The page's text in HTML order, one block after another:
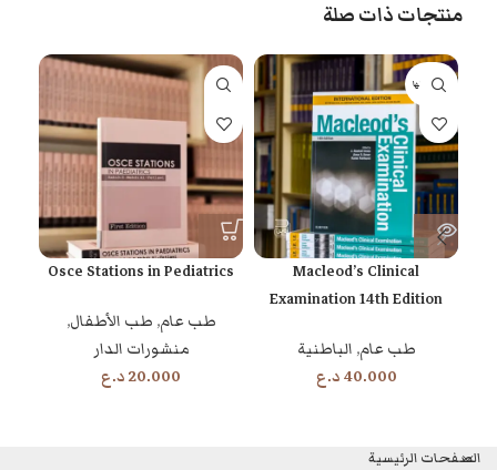
منتجات ذات صلة
بيعت كلها
Macleod’s Clinical
Examination 14th Edition
طب عام, الباطنية
40.000د.ع
Osce Stations in Pediatrics
طب عام, طب الأطفال,
منشورات الدار
20.000د.ع
الصفحات الرئيسية